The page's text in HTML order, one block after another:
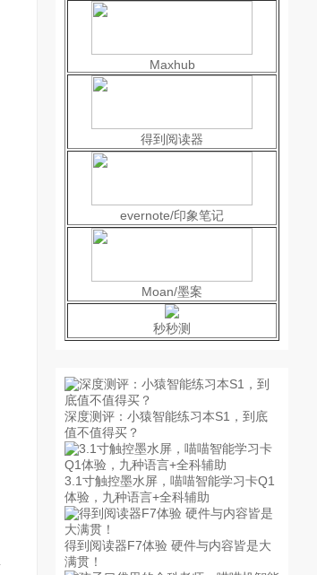
Maxhub
得到阅读器
evernote/印象笔记
Moan/墨案
秒秒测
深度测评：小猿智能练习本S1，到底
值不值得买？
3.1寸触控墨水屏，喵喵智能学习卡Q1
体验，九种语言+全科辅助
得到阅读器F7体验 硬件与内容皆是大
满贯！